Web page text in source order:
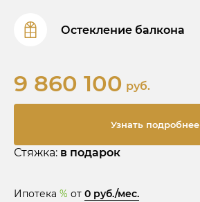
Остекление балкона
9 860 100 руб.
Узнать подробнее
Стяжка: в подарок
Ипотека % от 0 руб./мес.